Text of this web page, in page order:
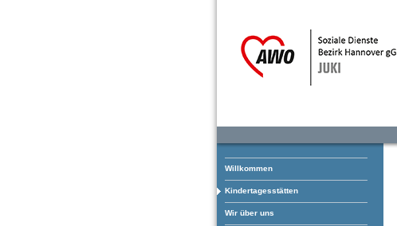
Willkommen
Kindertagesstätten
Wir über uns